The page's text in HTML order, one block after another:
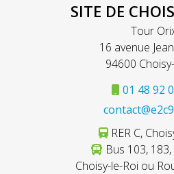
SITE DE
Tour
16 avenue
94600
01 48 92
RER C,
Bus 103,
Choisy-le-Roi ou